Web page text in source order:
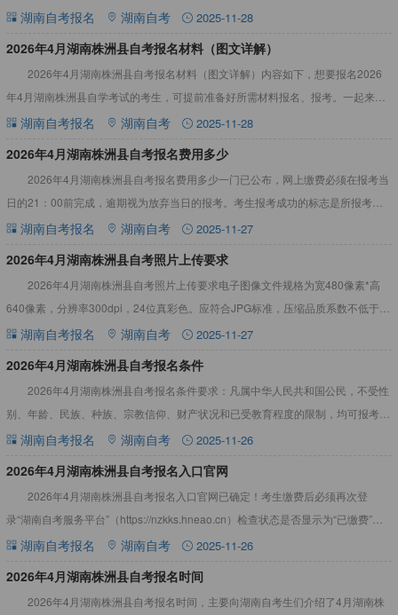
https://nzkks.hneao.cn），进行课程报考，网上
湖南自考报名 湖南自考 2025-11-28
2026年4月湖南株洲县自考报名材料（图文详解）
2026年4月湖南株洲县自考报名材料（图文详解）内容如下，想要报名2026
年4月湖南株洲县自学考试的考生，可提前准备好所需材料报名、报考。一起来看
看吧！2026年4月湖南株洲县自考报名材料（图文详解）
湖南自考报名 湖南自考 2025-11-28
2026年4月湖南株洲县自考报名费用多少
2026年4月湖南株洲县自考报名费用多少一门已公布，网上缴费必须在报考当
日的21：00前完成，逾期视为放弃当日的报考。考生报考成功的标志是所报考课
程的缴费状态显示为“已缴费”。详情见下文：2026年4
湖南自考报名 湖南自考 2025-11-27
2026年4月湖南株洲县自考照片上传要求
2026年4月湖南株洲县自考照片上传要求电子图像文件规格为宽480像素*高
640像素，分辨率300dpi，24位真彩色。应符合JPG标准，压缩品质系数不低于
60，压缩后文件大小一般在20KB至40KB
湖南自考报名 湖南自考 2025-11-27
2026年4月湖南株洲县自考报名条件
2026年4月湖南株洲县自考报名条件要求：凡属中华人民共和国公民，不受性
别、年龄、民族、种族、宗教信仰、财产状况和已受教育程度的限制，均可报考未
加限制条件的专业。从2024年起，我省不接受不符合条件的
湖南自考报名 湖南自考 2025-11-26
2026年4月湖南株洲县自考报名入口官网
2026年4月湖南株洲县自考报名入口官网已确定！考生缴费后必须再次登
录“湖南自考服务平台”（https://nzkks.hneao.cn）检查状态是否显示为“已缴费”，
如遇问题应及时与市州自考管理机构
湖南自考报名 湖南自考 2025-11-26
2026年4月湖南株洲县自考报名时间
2026年4月湖南株洲县自考报名时间，主要向湖南自考生们介绍了4月湖南株